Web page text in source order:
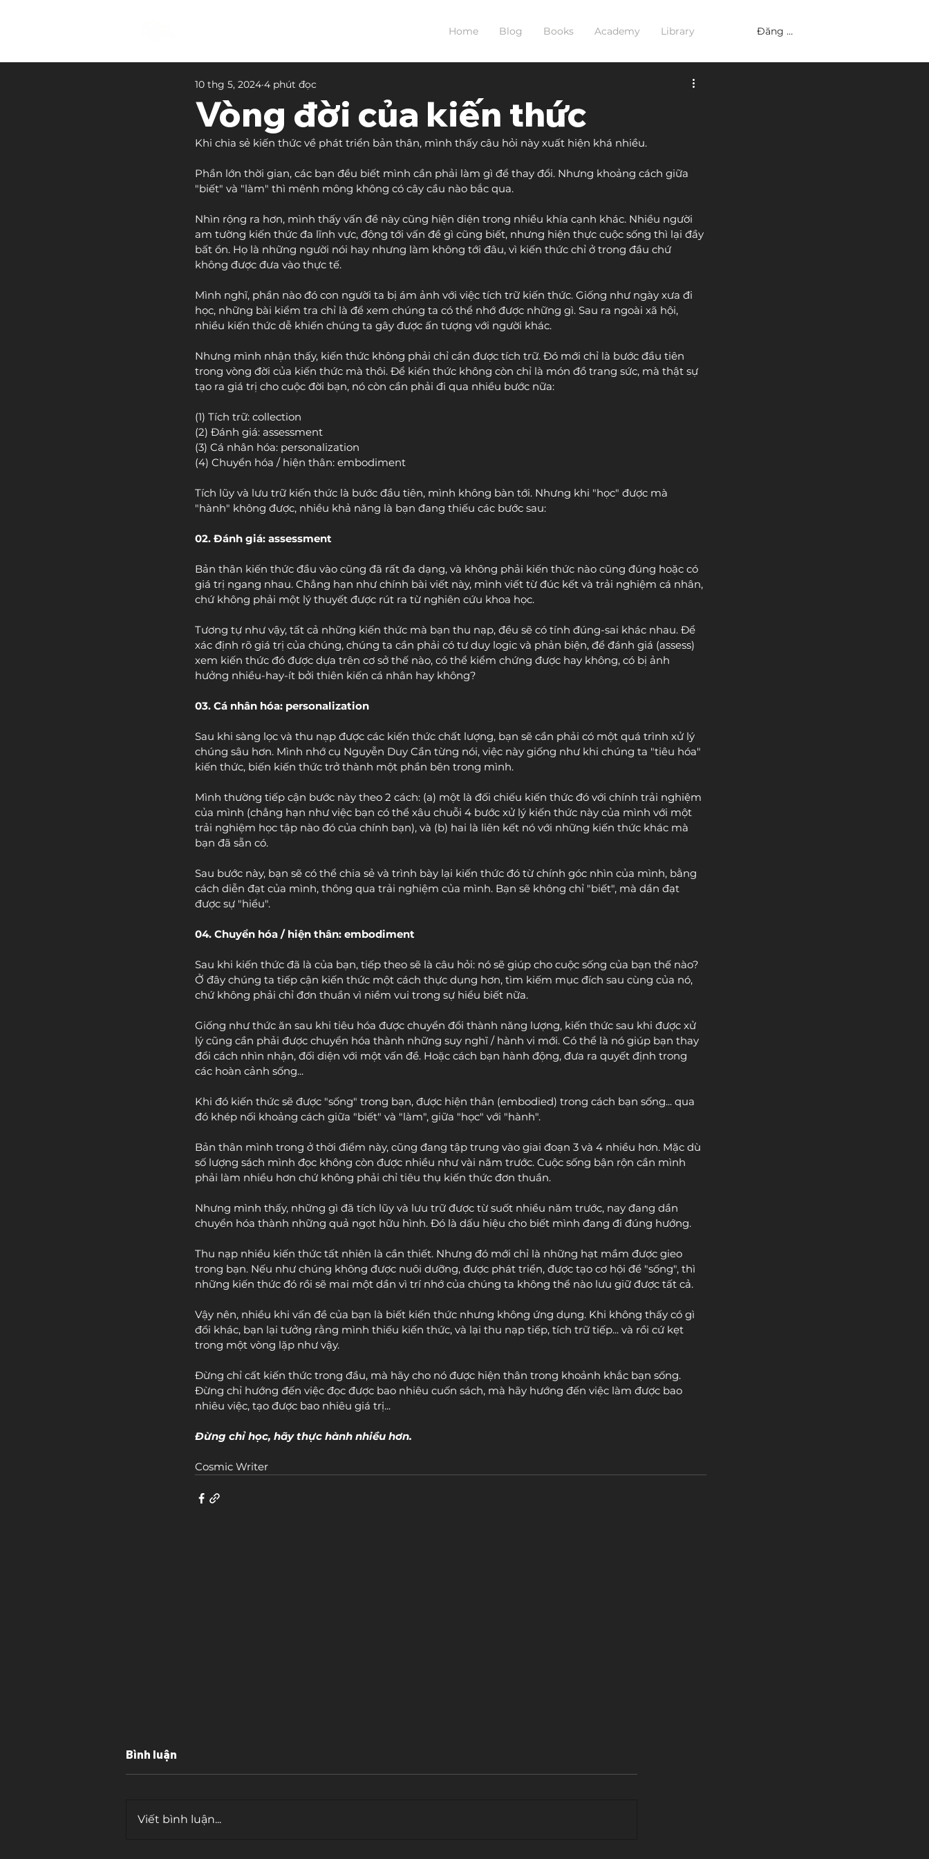
Home Blog Books Academy Library Đăng nhập
Vòng đời của kiến thức
10 thg 5, 2024 4 phút đọc
Khi chia sẻ kiến thức về phát triển bản thân, mình thấy câu hỏi này xuất hiện khá nhiều.
Phần lớn thời gian, các bạn đều biết mình cần phải làm gì để thay đổi. Nhưng khoảng cách giữa
"biết" và "làm" thì mênh mông không có cây cầu nào bắc qua.
Nhìn rộng ra hơn, mình thấy vấn đề này cũng hiện diện trong nhiều khía cạnh khác. Nhiều người
am tường kiến thức đa lĩnh vực, động tới vấn đề gì cũng biết, nhưng hiện thực cuộc sống thì lại đầy
bất ổn. Họ là những người nói hay nhưng làm không tới đâu, vì kiến thức chỉ ở trong đầu chứ
không được đưa vào thực tế.
Mình nghĩ, phần nào đó con người ta bị ám ảnh với việc tích trữ kiến thức. Giống như ngày xưa đi
học, những bài kiểm tra chỉ là để xem chúng ta có thể nhớ được những gì. Sau ra ngoài xã hội,
nhiều kiến thức dễ khiến chúng ta gây được ấn tượng với người khác.
Nhưng mình nhận thấy, kiến thức không phải chỉ cần được tích trữ. Đó mới chỉ là bước đầu tiên
trong vòng đời của kiến thức mà thôi. Để kiến thức không còn chỉ là món đồ trang sức, mà thật sự
tạo ra giá trị cho cuộc đời bạn, nó còn cần phải đi qua nhiều bước nữa:
(1) Tích trữ: collection
(2) Đánh giá: assessment
(3) Cá nhân hóa: personalization
(4) Chuyển hóa / hiện thân: embodiment
Tích lũy và lưu trữ kiến thức là bước đầu tiên, mình không bàn tới. Nhưng khi "học" được mà
"hành" không được, nhiều khả năng là bạn đang thiếu các bước sau:
02. Đánh giá: assessment
Bản thân kiến thức đầu vào cũng đã rất đa dạng, và không phải kiến thức nào cũng đúng hoặc có
giá trị ngang nhau. Chẳng hạn như chính bài viết này, mình viết từ đúc kết và trải nghiệm cá nhân,
chứ không phải một lý thuyết được rút ra từ nghiên cứu khoa học.
Tương tự như vậy, tất cả những kiến thức mà bạn thu nạp, đều sẽ có tính đúng-sai khác nhau. Để
xác định rõ giá trị của chúng, chúng ta cần phải có tư duy logic và phản biện, để đánh giá (assess)
xem kiến thức đó được dựa trên cơ sở thế nào, có thể kiểm chứng được hay không, có bị ảnh
hưởng nhiều-hay-ít bởi thiên kiến cá nhân hay không?
03. Cá nhân hóa: personalization
Sau khi sàng lọc và thu nạp được các kiến thức chất lượng, bạn sẽ cần phải có một quá trình xử lý
chúng sâu hơn. Mình nhớ cụ Nguyễn Duy Cần từng nói, việc này giống như khi chúng ta "tiêu hóa"
kiến thức, biến kiến thức trở thành một phần bên trong mình.
Mình thường tiếp cận bước này theo 2 cách: (a) một là đối chiếu kiến thức đó với chính trải nghiệm
của mình (chẳng hạn như việc bạn có thể xâu chuỗi 4 bước xử lý kiến thức này của mình với một
trải nghiệm học tập nào đó của chính bạn), và (b) hai là liên kết nó với những kiến thức khác mà
bạn đã sẵn có.
Sau bước này, bạn sẽ có thể chia sẻ và trình bày lại kiến thức đó từ chính góc nhìn của mình, bằng
cách diễn đạt của mình, thông qua trải nghiệm của mình. Bạn sẽ không chỉ "biết", mà dần đạt
được sự "hiểu".
04. Chuyển hóa / hiện thân: embodiment
Sau khi kiến thức đã là của bạn, tiếp theo sẽ là câu hỏi: nó sẽ giúp cho cuộc sống của bạn thế nào?
Ở đây chúng ta tiếp cận kiến thức một cách thực dụng hơn, tìm kiếm mục đích sau cùng của nó,
chứ không phải chỉ đơn thuần vì niềm vui trong sự hiểu biết nữa.
Giống như thức ăn sau khi tiêu hóa được chuyển đổi thành năng lượng, kiến thức sau khi được xử
lý cũng cần phải được chuyển hóa thành những suy nghĩ / hành vi mới. Có thể là nó giúp bạn thay
đổi cách nhìn nhận, đối diện với một vấn đề. Hoặc cách bạn hành động, đưa ra quyết định trong
các hoàn cảnh sống...
Khi đó kiến thức sẽ được "sống" trong bạn, được hiện thân (embodied) trong cách bạn sống... qua
đó khép nối khoảng cách giữa "biết" và "làm", giữa "học" với "hành".
Bản thân mình trong ở thời điểm này, cũng đang tập trung vào giai đoạn 3 và 4 nhiều hơn. Mặc dù
số lượng sách mình đọc không còn được nhiều như vài năm trước. Cuộc sống bận rộn cần mình
phải làm nhiều hơn chứ không phải chỉ tiêu thụ kiến thức đơn thuần.
Nhưng mình thấy, những gì đã tích lũy và lưu trữ được từ suốt nhiều năm trước, nay đang dần
chuyển hóa thành những quả ngọt hữu hình. Đó là dấu hiệu cho biết mình đang đi đúng hướng.
Thu nạp nhiều kiến thức tất nhiên là cần thiết. Nhưng đó mới chỉ là những hạt mầm được gieo
trong bạn. Nếu như chúng không được nuôi dưỡng, được phát triển, được tạo cơ hội để "sống", thì
những kiến thức đó rồi sẽ mai một dần vì trí nhớ của chúng ta không thể nào lưu giữ được tất cả.
Vậy nên, nhiều khi vấn đề của bạn là biết kiến thức nhưng không ứng dụng. Khi không thấy có gì
đổi khác, bạn lại tưởng rằng mình thiếu kiến thức, và lại thu nạp tiếp, tích trữ tiếp... và rồi cứ kẹt
trong một vòng lặp như vậy.
Đừng chỉ cất kiến thức trong đầu, mà hãy cho nó được hiện thân trong khoảnh khắc bạn sống.
Đừng chỉ hướng đến việc đọc được bao nhiêu cuốn sách, mà hãy hướng đến việc làm được bao
nhiêu việc, tạo được bao nhiêu giá trị...
Đừng chỉ học, hãy thực hành nhiều hơn.
Cosmic Writer
Bình luận
Viết bình luận...